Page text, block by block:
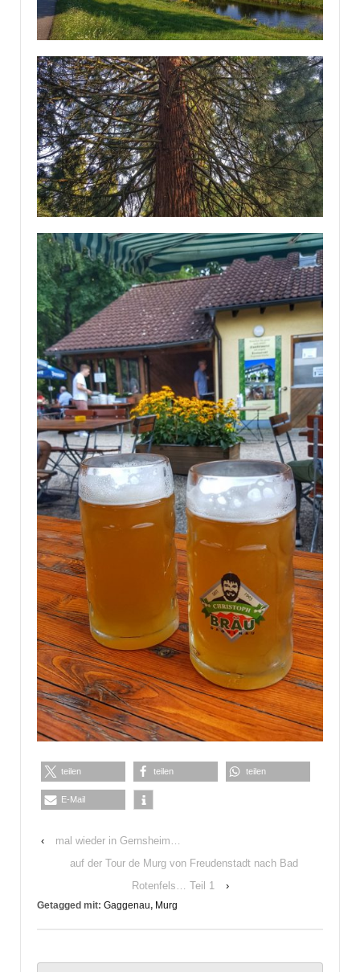
teilen teilen teilen
E-Mail
‹
mal wieder in Gernsheim…
auf der Tour de Murg von Freudenstadt nach Bad
Rotenfels… Teil 1
›
Getagged mit: Gaggenau, Murg